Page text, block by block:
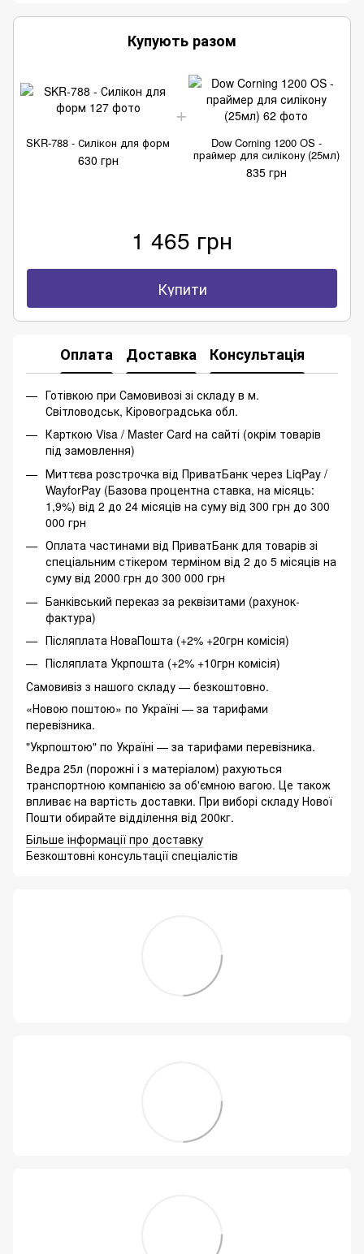
Купують разом
SKR-788 - Силікон для форм
630 грн
Dow Corning 1200 OS -
праймер для силікону (25мл)
835 грн
1 465 грн
Купити
Оплата Доставка Консультація
Готівкою при Самовивозі зі складу в м.
Світловодськ, Кіровоградська обл.
Карткою Visa / Master Card на сайті (окрім товарів
під замовлення)
Миттєва розстрочка від ПриватБанк через LiqPay /
WayforPay (Базова процентна ставка, на місяць:
1,9%) від 2 до 24 місяців на суму від 300 грн до 300
000 грн
Оплата частинами від ПриватБанк для товарів зі
спеціальним стікером терміном від 2 до 5 місяців на
суму від 2000 грн до 300 000 грн
Банківський переказ за реквізитами (рахунок-
фактура)
Післяплата НоваПошта (+2% +20грн комісія)
Післяплата Укрпошта (+2% +10грн комісія)
Самовивіз з нашого складу — безкоштовно.
«Новою поштою» по Україні — за тарифами
перевізника.
"Укрпоштою" по Україні — за тарифами перевізника.
Ведра 25л (порожні і з матеріалом) рахуються
транспортною компанією за об'ємною вагою. Це також
впливає на вартість доставки. При виборі складу Нової
Пошти обирайте відділення від 200кг.
Більше інформації про доставку
Безкоштовні консультації спеціалістів